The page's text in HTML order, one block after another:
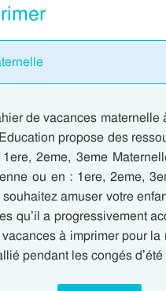
de vacances maternelle
propose des
2eme, 3eme
ou en : 1ere, 2eme,
amuser votre
qu’il a progressivement
à imprimer pour
pendant les congés